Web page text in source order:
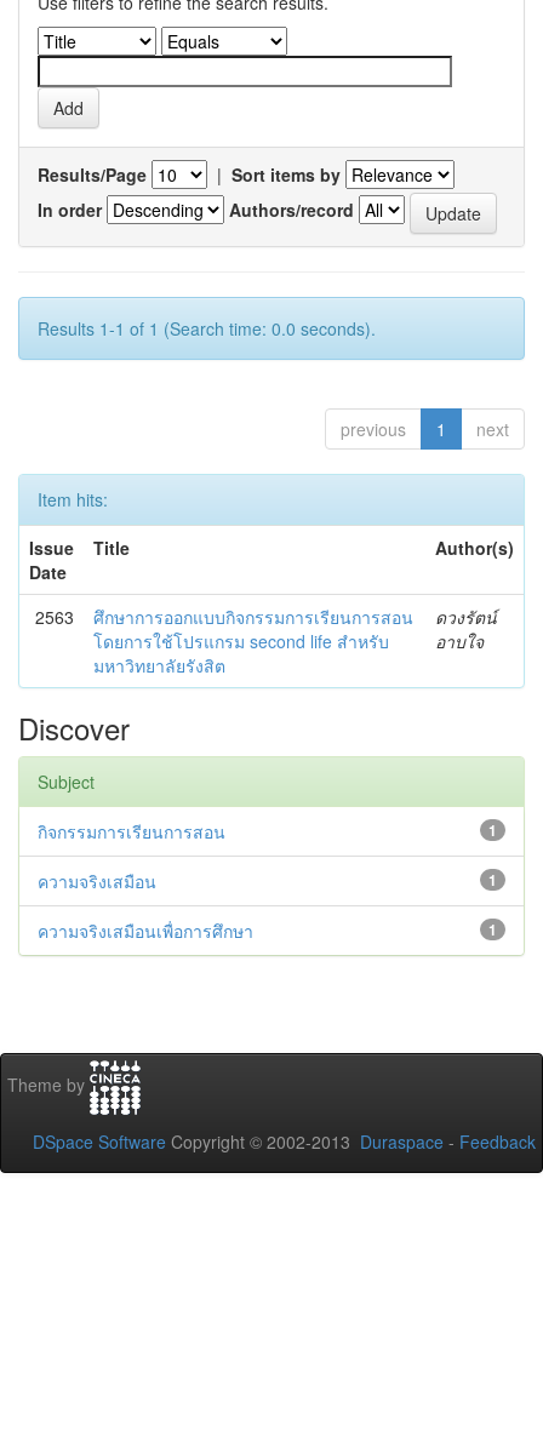
Results/Page | Sort items by
In order
Authors/record
Results 1-1 of 1 (Search time: 0.0 seconds).
previous 1 next
Item hits:
Issue
Date
Title Author(s)
2563
ศึกษาการออกแบบกิจกรรมการเรียนการสอน
โดยการใช้โปรแกรม second life สำหรับ
มหาวิทยาลัยรังสิต
ดวงรัตน์
อาบใจ
Discover
Subject
1
กิจกรรมการเรียนการสอน
1
ความจริงเสมือน
1
ความจริงเสมือนเพื่อการศึกษา
Theme by
DSpace Software Copyright © 2002-2013 Duraspace - Feedback